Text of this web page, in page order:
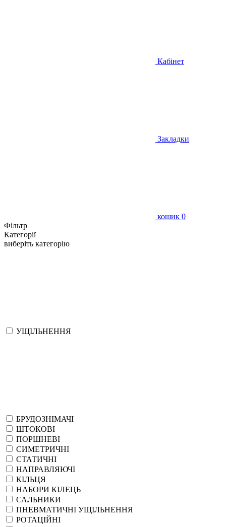
Кабінет
Закладки
кошик 0
Фільтр
Категорії
виберіть категорію
УЩІЛЬНЕННЯ
БРУДОЗНІМАЧІ
ШТОКОВІ
ПОРШНЕВІ
СИМЕТРИЧНІ
СТАТИЧНІ
НАПРАВЛЯЮЧІ
КІЛЬЦЯ
НАБОРИ КІЛЕЦЬ
САЛЬНИКИ
ПНЕВМАТИЧНІ УЩІЛЬНЕННЯ
РОТАЦІЙНІ